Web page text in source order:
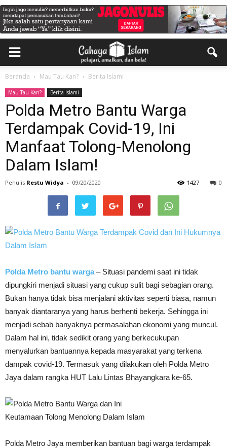
Beranda Mau Tau Kan? Berita Islami
Mau Tau Kan? Berita Islami
Polda Metro Bantu Warga
Terdampak Covid-19, Ini
Manfaat Tolong-Menolong
Dalam Islam!
Penulis Restu Widya - 09/20/2020 0
1427
Polda Metro bantu warga – Situasi pandemi saat ini tidak
dipungkiri menjadi situasi yang cukup sulit bagi sebagian orang.
Bukan hanya tidak bisa menjalani aktivitas seperti biasa, namun
banyak diantaranya yang harus berhenti bekerja. Sehingga ini
menjadi sebab banyaknya permasalahan ekonomi yang muncul.
Dalam hal ini, tidak sedikit orang yang berkecukupan
menyalurkan bantuannya kepada masyarakat yang terkena
dampak covid-19. Termasuk yang dilakukan oleh Polda Metro
Jaya dalam rangka HUT Lalu Lintas Bhayangkara ke-65.
Polda Metro Jaya memberikan bantuan bagi warga terdampak